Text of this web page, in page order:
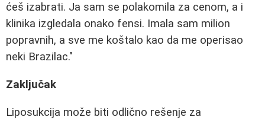
ćeš izabrati. Ja sam se polakomila za cenom, a i
klinika izgledala onako fensi. Imala sam milion
popravnih, a sve me koštalo kao da me operisao
neki Brazilac."
Zaključak
Liposukcija može biti odlično rešenje za